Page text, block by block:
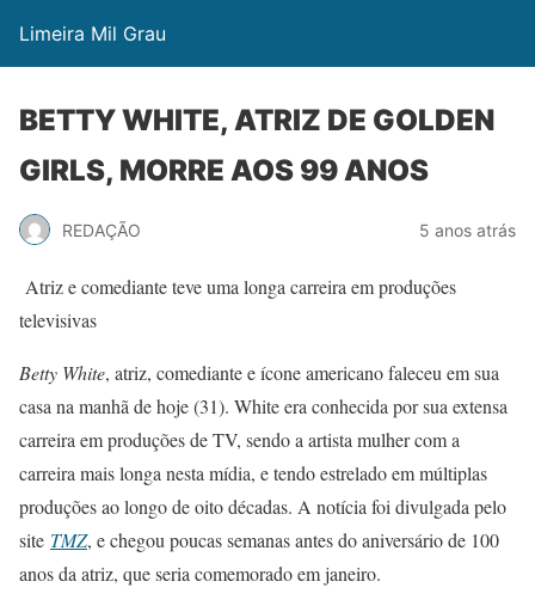
Limeira Mil Grau
BETTY WHITE, ATRIZ DE GOLDEN
GIRLS, MORRE AOS 99 ANOS
REDAÇÃO 5 anos atrás
Atriz e comediante teve uma longa carreira em produções
televisivas
Betty White, atriz, comediante e ícone americano faleceu em sua
casa na manhã de hoje (31). White era conhecida por sua extensa
carreira em produções de TV, sendo a artista mulher com a
carreira mais longa nesta mídia, e tendo estrelado em múltiplas
produções ao longo de oito décadas. A notícia foi divulgada pelo
site TMZ, e chegou poucas semanas antes do aniversário de 100
anos da atriz, que seria comemorado em janeiro.